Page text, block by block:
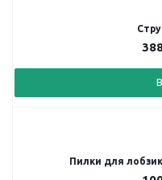
Пилки для